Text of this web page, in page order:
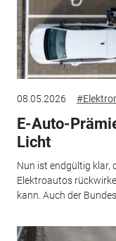
08.05.2026
E-Auto-
Licht
Nun ist endgültig klar,
Elektroautos
kann. Auch der